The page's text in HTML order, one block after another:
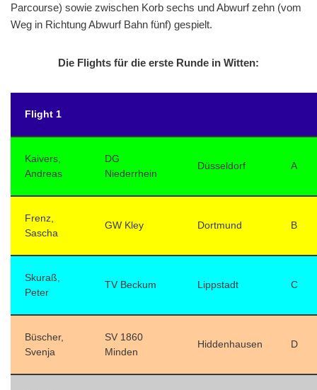
Parcourse) sowie zwischen Korb sechs und Abwurf zehn (vom
Weg in Richtung Abwurf Bahn fünf) gespielt.
Die Flights für die erste Runde in Witten:
Flight 1
Kaivers,
Andreas
DG
Niederrhein
Düsseldorf A
Frenz,
Sascha
GW Kley Dortmund B
Skuraß,
Peter
TV Beckum Lippstadt C
Büscher,
Svenja
SV 1860
Minden
Hiddenhausen D